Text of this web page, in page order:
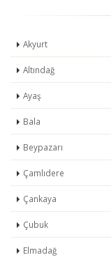
Akyurt
Altındağ
Ayaş
Bala
Beypazarı
Çamlıdere
Çankaya
Çubuk
Elmadağ